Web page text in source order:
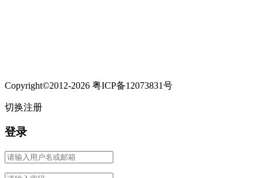
Copyright©2012-2026 粤ICP备12073831号
切换注册
登录